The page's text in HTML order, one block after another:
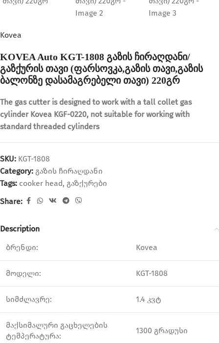
Kovea
KOVEA Auto KGT-1808 გაზის ჩირაღდანი/
გაზქურის თავი (ფარსოვკა,გაზის თავი,გაზის
ბალონზე დასამაგრებელი თავი) 220გრ
The gas cutter is designed to work with a tall collet gas
cylinder Kovea KGF-0220, not suitable for working with
standard threaded cylinders
SKU: KGT-1808
Category: გაზის ჩირაღდანი
Tags: cooker head, გაზქურები
Share:
Description
ბრენდი:
Kovea
მოდელი: KGT-1808
სიმძლავრე: 1.4 კვტ
მაქსიმალური გაცხელების
ტემპერატურა:
1300 გრადუსი